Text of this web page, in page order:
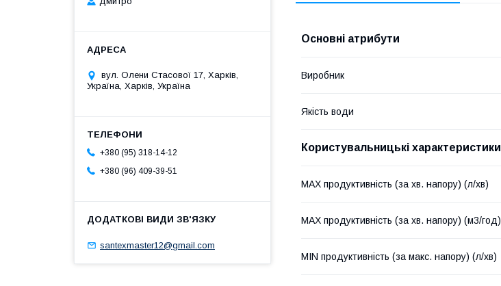
Основні атрибути
Виробник
Якість води
Користувальницькі характеристики
MAX продуктивність (за хв. напору) (л/хв)
MAX продуктивність (за хв. напору) (м3/год)
MIN продуктивність (за макс. напору) (л/хв)
вул. Олени Стасової 17, Харків,
Україна, Харків, Україна
+380 (95) 318-14-12
+380 (96) 409-39-51
santexmaster12@gmail.com